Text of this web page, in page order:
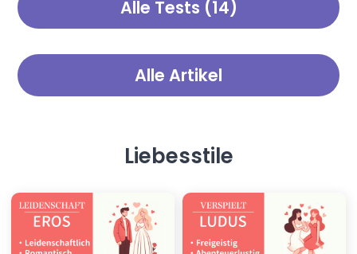
erschreckend genau. Ist es
möglich, dass Sie ein
Sie Ihre Garderobenauswahl
Alle Tests (14)
Alle Artikel
Liebesstile